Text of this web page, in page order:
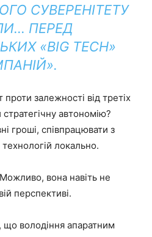
СУВЕРЕНІТЕТУ
ПЕРЕД
«BIG TECH»
залежності від третіх
автономію?
гроші, співпрацювати з
локально.
вона навіть не
перспективі.
володіння апаратним